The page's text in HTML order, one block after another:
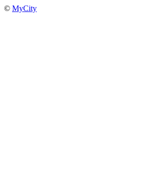
© MyCity